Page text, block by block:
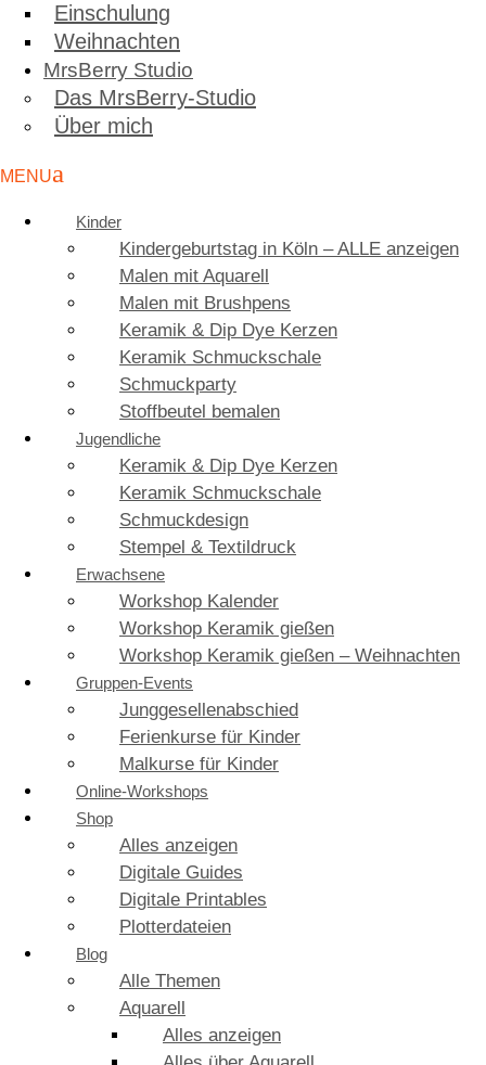
Einschulung
Weihnachten
MrsBerry Studio
Das MrsBerry-Studio
Über mich
Kinder
Kindergeburtstag in Köln – ALLE anzeigen
Malen mit Aquarell
Malen mit Brushpens
Keramik & Dip Dye Kerzen
Keramik Schmuckschale
Schmuckparty
Stoffbeutel bemalen
Jugendliche
Keramik & Dip Dye Kerzen
Keramik Schmuckschale
Schmuckdesign
Stempel & Textildruck
Erwachsene
Workshop Kalender
Workshop Keramik gießen
Workshop Keramik gießen – Weihnachten
Gruppen-Events
Junggesellenabschied
Ferienkurse für Kinder
Malkurse für Kinder
Online-Workshops
Shop
Alles anzeigen
Digitale Guides
Digitale Printables
Plotterdateien
Blog
Alle Themen
Aquarell
Alles anzeigen